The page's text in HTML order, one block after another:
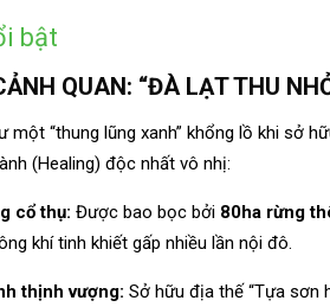
bật
QUAN: “ĐÀ LẠT THU
một “thung lũng xanh” khổng lồ khi sở
(Healing) độc nhất vô nhị:
cổ thụ: Được bao bọc bởi 80ha rừng
khí tinh khiết gấp nhiều lần nội đô.
thịnh vượng: Sở hữu địa thế “Tựa sơn